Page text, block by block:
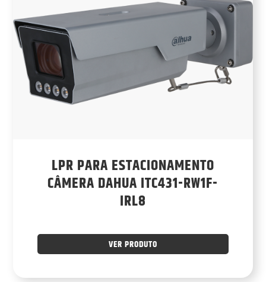
LPR PARA ESTACIONAMENTO
CÂMERA DAHUA ITC431-RW1F-
IRL8
VER PRODUTO